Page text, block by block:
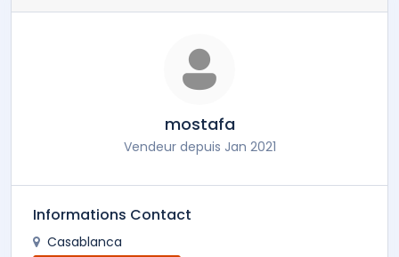
mostafa
Vendeur depuis Jan 2021
Informations Contact
Casablanca